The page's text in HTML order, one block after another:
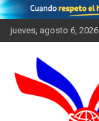
Saltar
al
contenido
jueves, agosto 6, 2026